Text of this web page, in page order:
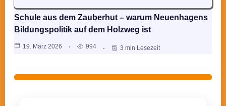
Schule aus dem Zauberhut – warum Neuenhagens
Bildungspolitik auf dem Holzweg ist
19. März 2026 994 3 min Lesezeit